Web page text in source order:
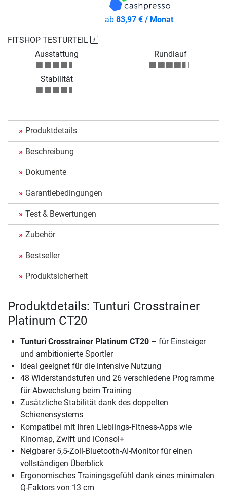
FITSHOP TESTURTEIL
Ausstattung
Rundlauf
Stabilität
ab 83,97 € / Monat
Produktdetails
Beschreibung
Dokumente
Garantiebedingungen
Test & Bewertungen
Zubehör
Bestseller
Produktsicherheit
Produktdetails: Tunturi Crosstrainer
Platinum CT20
Tunturi Crosstrainer Platinum CT20 – für Einsteiger
und ambitionierte Sportler
Ideal geeignet für die intensive Nutzung
48 Widerstandstufen und 26 verschiedene Programme
für Abwechslung beim Training
Zusätzliche Stabilität dank des doppelten
Schienensystems
Kompatibel mit Ihren Lieblings-Fitness-Apps wie
Kinomap, Zwift und iConsol+
Neigbarer 5,5-Zoll-Bluetooth-AI-Monitor für einen
vollständigen Überblick
Ergonomisches Trainingsgefühl dank eines minimalen
Q-Faktors von 13 cm